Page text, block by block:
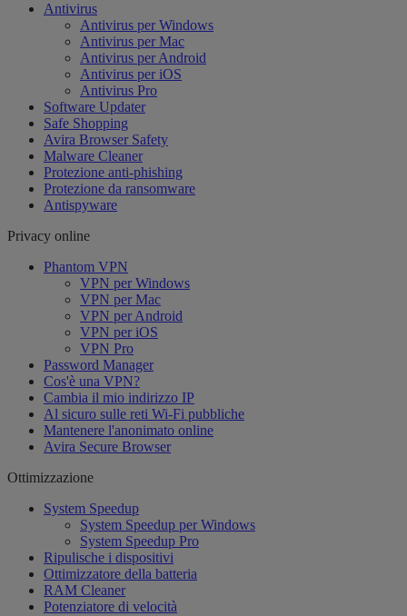
Antivirus
Antivirus per Windows
Antivirus per Mac
Antivirus per Android
Antivirus per iOS
Antivirus Pro
Software Updater
Safe Shopping
Avira Browser Safety
Malware Cleaner
Protezione anti-phishing
Protezione da ransomware
Antispyware
Privacy online
Phantom VPN
VPN per Windows
VPN per Mac
VPN per Android
VPN per iOS
VPN Pro
Password Manager
Cos'è una VPN?
Cambia il mio indirizzo IP
Al sicuro sulle reti Wi-Fi pubbliche
Mantenere l'anonimato online
Avira Secure Browser
Ottimizzazione
System Speedup
System Speedup per Windows
System Speedup Pro
Ripulische i dispositivi
Ottimizzatore della batteria
RAM Cleaner
Potenziatore di velocità